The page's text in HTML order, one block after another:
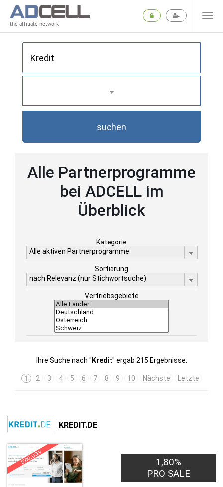
the affiliate network
suchen
Alle Partnerprogramme
bei ADCELL im
Überblick
Kategorie
Alle aktiven Partnerprogramme
Sortierung
nach Relevanz (nur Stichwortsuche)
Vertriebsgebiete
Ihre Suche nach " Kredit" ergab 215 Ergebnisse.
1 2 3 4 5 6 7 8 9 10 Nächste Letzte
KREDIT.DE
EXKLUSIV
35,00€
PRO LEAD
1,80%
PRO SALE